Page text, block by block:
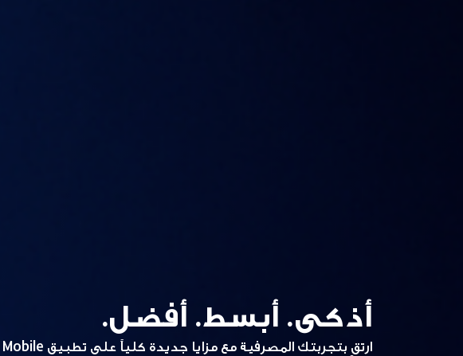
أذكى. أبسط. أفضل.
ارتقِ بتجربتك المصرفية مع مزايا جديدة كلياً على تطبيق FAB Mobile